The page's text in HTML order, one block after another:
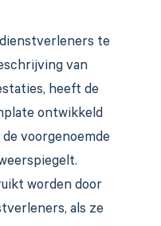
te
van
heeft de
ontwikkeld
voorgenoemde
worden door
als ze